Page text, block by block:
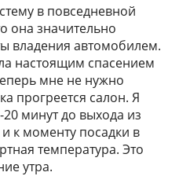
в повседневной
она значительно
владения автомобилем.
настоящим спасением
мне не нужно
прогреется салон. Я
20 минут до выхода из
к моменту посадки в
температура. Это
утра.